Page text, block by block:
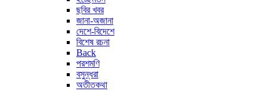
ছবির খবর
জানা-অজানা
দেশে-বিদেশে
বিশেষ রচনা
Back
পরশমণি
বসুন্ধরা
অতীতকথা